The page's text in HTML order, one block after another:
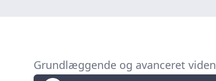
Grundlæggende og avanceret